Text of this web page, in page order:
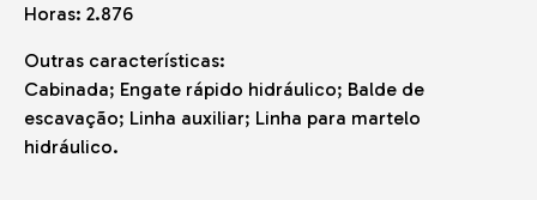
Horas: 2.876
Outras características:
Cabinada; Engate rápido hidráulico; Balde de
escavação; Linha auxiliar; Linha para martelo
hidráulico.